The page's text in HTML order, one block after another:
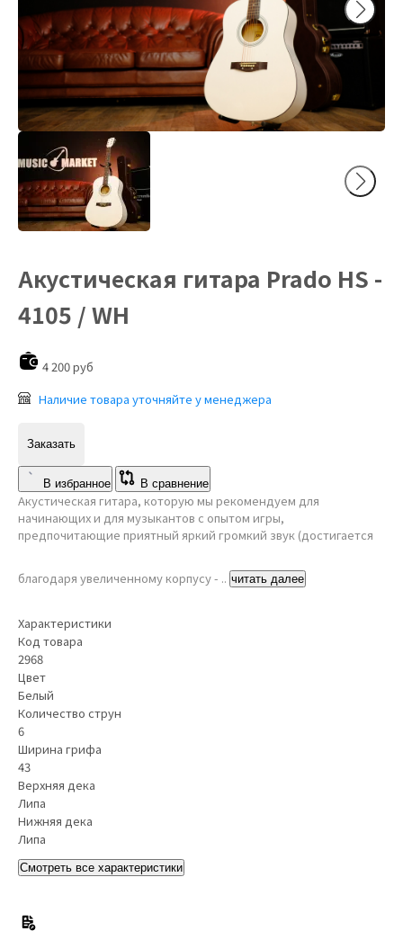
Акустическая гитара Prado HS -
4105 / WH
4 200 руб
Наличие товара уточняйте у менеджера
Заказать
В избранное В сравнение
Акустическая гитара, которую мы рекомендуем для
начинающих и для музыкантов с опытом игры,
предпочитающие приятный яркий громкий звук (достигается
благодаря увеличенному корпусу - .. читать далее
Характеристики
Код товара
2968
Цвет
Белый
Количество струн
6
Ширина грифа
43
Верхняя дека
Липа
Нижняя дека
Липа
Смотреть все характеристики